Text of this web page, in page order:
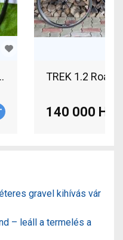
FULL CARBON FULL
TREK 1.2 Road
140 000 HUF
gravel kihívás vár
– leáll a termelés a